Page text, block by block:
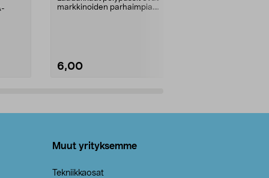
markkinoiden parhaimpia.
6,00
Muut yrityksemme
Tekniikkaosat